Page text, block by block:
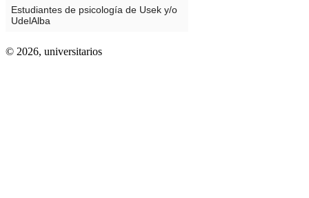
© 2026, universitarios